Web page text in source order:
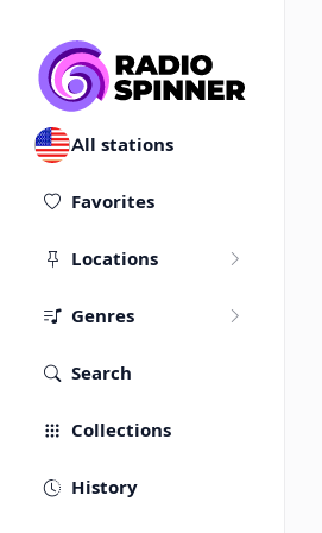
All stations
Favorites
Locations
Genres
Search
Collections
History